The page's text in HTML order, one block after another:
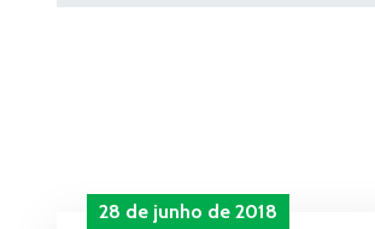
28 de junho de 2018